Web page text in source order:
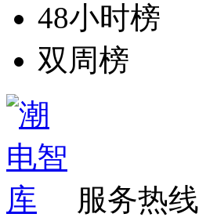
48小时榜
双周榜
服务热线